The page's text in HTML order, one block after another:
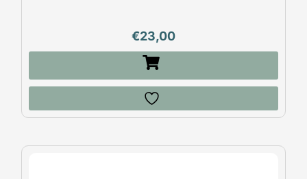
€23,00